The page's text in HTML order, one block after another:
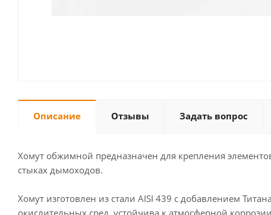
Описание Отзывы Задать вопрос
Хомут обжимной предназначен для крепления
стыках дымоходов.
Хомут изготовлен из стали AISI 439 с добавлением
окислительных сред, устойчива к атмосферной